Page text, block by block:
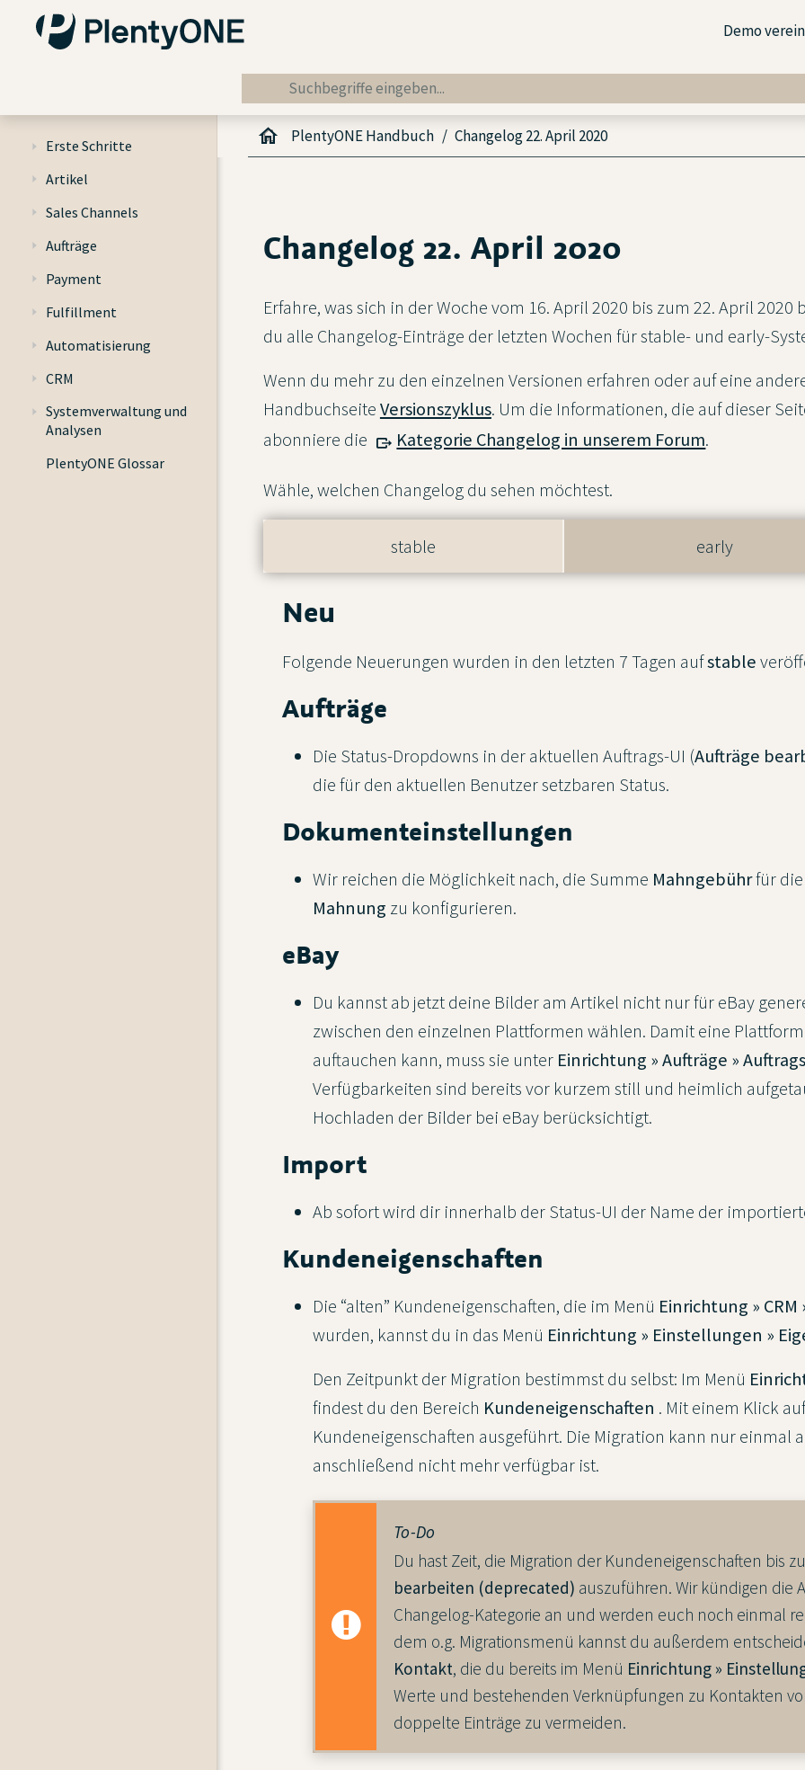
Demo
Erste Schritte
Artikel
Sales Channels
Aufträge
Payment
Fulfillment
Automatisierung
CRM
Systemverwaltung und
Analysen
PlentyONE Glossar
PlentyONE Handbuch Changelog 22. April 2020
Changelog 22. April 2020
Erfahre, was sich in der Woche vom 16. April 2020 bis zum 22. April
du alle Changelog-Einträge der letzten Wochen für stable- und early-
Wenn du mehr zu den einzelnen Versionen erfahren oder auf eine
HandbuchseiteVersionszyklus. Um die Informationen, die auf dieser
abonniere die
Kategorie Changelog in unserem Forum.
Wähle, welchen Changelog du sehen möchtest.
stable early
Neu
Folgende Neuerungen wurden in den letzten 7 Tagen aufstable
Aufträge
Die Status-Dropdowns in der aktuellen Auftrags-UI (Aufträge
die für den aktuellen Benutzer setzbaren Status.
Dokumenteinstellungen
Wir reichen die Möglichkeit nach, die Summe Mahngebührfür
Mahnung zu konfigurieren.
eBay
Du kannst ab jetzt deine Bilder am Artikel nicht nur für eBay
zwischen den einzelnen Plattformen wählen. Damit eine
auftauchen kann, muss sie unter Einrichtung » Aufträge »
Verfügbarkeiten sind bereits vor kurzem still und heimlich
Hochladen der Bilder bei eBay berücksichtigt.
Import
Ab sofort wird dir innerhalb der Status-UI der Name der
Kundeneigenschaften
Die “alten” Kundeneigenschaften, die im Menü Einrichtung »
wurden, kannst du in das Menü Einrichtung » Einstellungen »
Den Zeitpunkt der Migration bestimmst du selbst: Im Menü
findest du den Bereich Kundeneigenschaften . Mit einem Klick
Kundeneigenschaften ausgeführt. Die Migration kann nur einmal
anschließend nicht mehr verfügbar ist.
To-Do
Du hast Zeit, die Migration der Kundeneigenschaften bis
bearbeiten (deprecated) auszuführen. Wir kündigen die
Changelog-Kategorie an und werden euch noch einmal
dem o.g. Migrationsmenü kannst du außerdem
Kontakt, die du bereits im Menü Einrichtung »
Werte und bestehenden Verknüpfungen zu Kontakten
doppelte Einträge zu vermeiden.